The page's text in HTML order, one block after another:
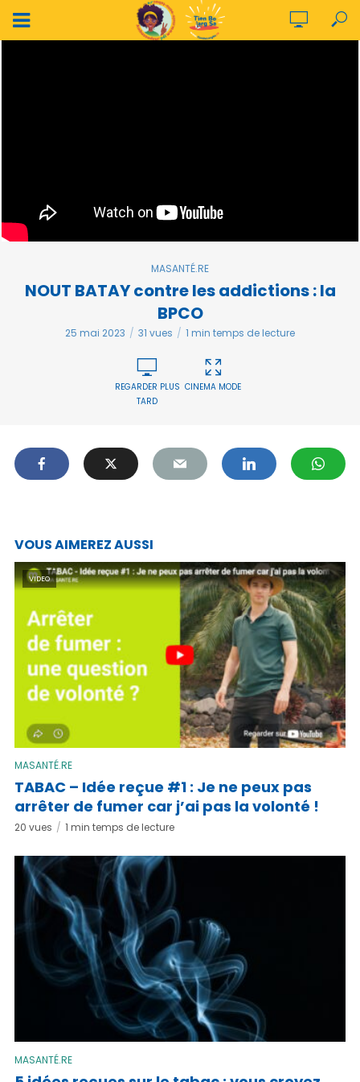
MASANTÉ.RE
NOUT BATAY contre les addictions : la
BPCO
25 mai 2023 31 vues 1 min temps de lecture
REGARDER PLUS
TARD
CINEMA MODE
VOUS AIMEREZ AUSSI
VIDEO
MASANTÉ.RE
TABAC – Idée reçue #1 : Je ne peux pas
arrêter de fumer car j’ai pas la volonté !
20 vues 1 min temps de lecture
MASANTÉ.RE